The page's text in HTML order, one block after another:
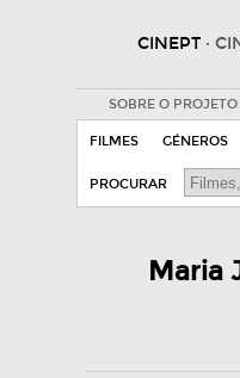
CINEPT ·
SOBRE O PROJETO
FILMES GÉNEROS
PROCURAR
Maria